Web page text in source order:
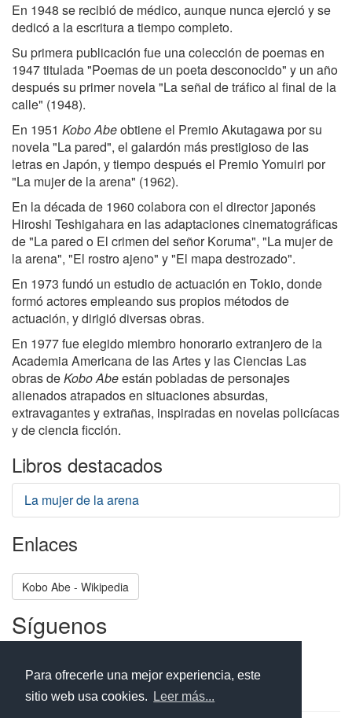
Para ofrecerle una mejor experiencia, este
sitio web usa cookies.
Leer más...
En 1948 se recibió de médico, aunque nunca ejerció y se
dedicó a la escritura a tiempo completo.
Su primera publicación fue una colección de poemas en
1947 titulada "Poemas de un poeta desconocido" y un año
después su primer novela "La señal de tráfico al final de la
calle" (1948).
En 1951 Kobo Abeobtiene el Premio Akutagawa por su
novela "La pared", el galardón más prestigioso de las
letras en Japón, y tiempo después el Premio Yomuiri por
"La mujer de la arena" (1962).
En la década de 1960 colabora con el director japonés
Hiroshi Teshigahara en las adaptaciones cinematográficas
de "La pared o El crimen del señor Koruma", "La mujer de
la arena", "El rostro ajeno" y "El mapa destrozado".
En 1973 fundó un estudio de actuación en Tokio, donde
formó actores empleando sus propios métodos de
actuación, y dirigió diversas obras.
En 1977 fue elegido miembro honorario extranjero de la
Academia Americana de las Artes y las Ciencias Las
obras deKobo Abeestán pobladas de personajes
alienados atrapados en situaciones absurdas,
extravagantes y extrañas, inspiradas en novelas policíacas
y de ciencia ficción.
Libros destacados
La mujer de la arena
Enlaces
Kobo Abe - Wikipedia
Síguenos